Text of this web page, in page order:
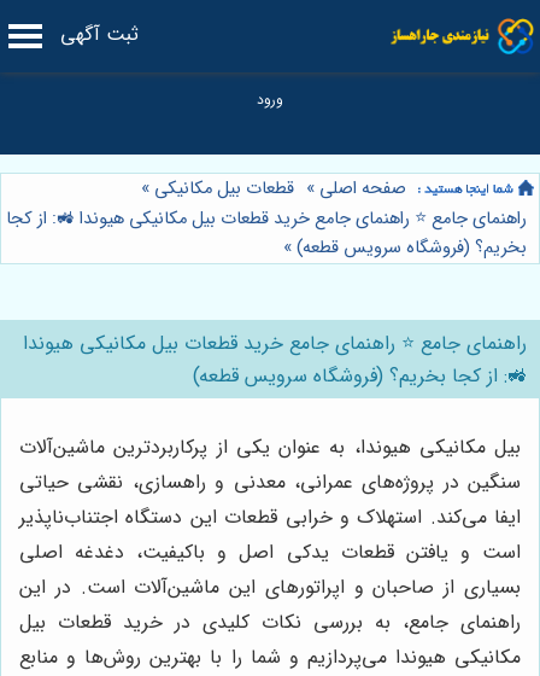
ثبت آگهی
صفحه اصلی » قطعات بیل مکانیکی »
راهنمای جامع ⭐️ راهنمای جامع خرید قطعات بیل مکانیکی هیوندا 🚜: از کجا
بخریم؟ (فروشگاه سرویس قطعه)»
راهنمای جامع ⭐️ راهنمای جامع خرید قطعات بیل مکانیکی هیوندا
🚜: از کجا بخریم؟ (فروشگاه سرویس قطعه)
بیل مکانیکی هیوندا، به عنوان یکی از پرکاربردترین ماشین‌آلات
سنگین در پروژه‌های عمرانی، معدنی و راهسازی، نقشی حیاتی
ایفا می‌کند. استهلاک و خرابی قطعات این دستگاه اجتناب‌ناپذیر
است و یافتن قطعات یدکی اصل و باکیفیت، دغدغه اصلی
بسیاری از صاحبان و اپراتورهای این ماشین‌آلات است. در این
راهنمای جامع، به بررسی نکات کلیدی در خرید قطعات بیل
مکانیکی هیوندا می‌پردازیم و شما را با بهترین روش‌ها و منابع